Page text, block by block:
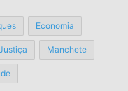
Economia
Manchete